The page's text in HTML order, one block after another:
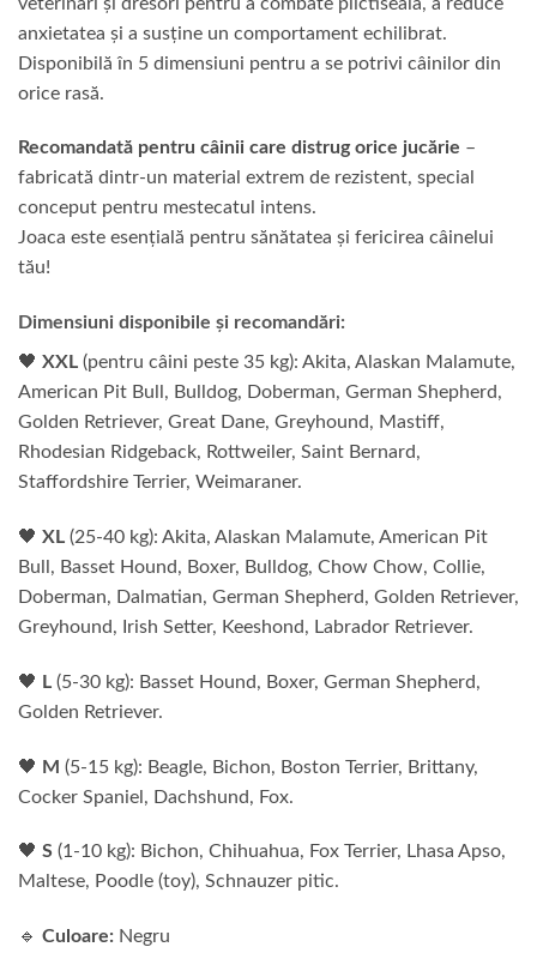
anxietatea și a susține un comportament echilibrat.
Disponibilă în 5 dimensiuni pentru a se potrivi câinilor din
orice rasă.
Recomandată pentru câinii care distrug orice jucărie –
fabricată dintr-un material extrem de rezistent, special
conceput pentru mestecatul intens.
Joaca este esențială pentru sănătatea și fericirea câinelui
tău!
Dimensiuni disponibile și recomandări:
🖤 XXL (pentru câini peste 35 kg): Akita, Alaskan Malamute,
American Pit Bull, Bulldog, Doberman, German Shepherd,
Golden Retriever, Great Dane, Greyhound, Mastiff,
Rhodesian Ridgeback, Rottweiler, Saint Bernard,
Staffordshire Terrier, Weimaraner.
🖤 XL (25-40 kg): Akita, Alaskan Malamute, American Pit
Bull, Basset Hound, Boxer, Bulldog, Chow Chow, Collie,
Doberman, Dalmatian, German Shepherd, Golden Retriever,
Greyhound, Irish Setter, Keeshond, Labrador Retriever.
🖤 L (5-30 kg): Basset Hound, Boxer, German Shepherd,
Golden Retriever.
🖤 M (5-15 kg): Beagle, Bichon, Boston Terrier, Brittany,
Cocker Spaniel, Dachshund, Fox.
🖤 S (1-10 kg): Bichon, Chihuahua, Fox Terrier, Lhasa Apso,
Maltese, Poodle (toy), Schnauzer pitic.
🔹 Culoare: Negru